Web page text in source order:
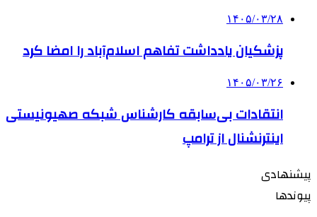
۱۴۰۵/۰۳/۲۸
پزشکیان یادداشت تفاهم اسلام‌آباد را امضا کرد
۱۴۰۵/۰۳/۲۶
انتقادات بی‌سابقه کارشناس شبکه صهیونیستی
اینترنشنال از ترامپ
پیشنهادی
پیوندها